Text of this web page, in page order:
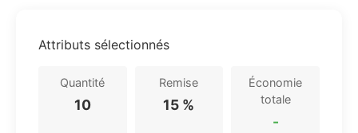
Attributs sélectionnés
Quantité
10
Remise
15 %
Économie
totale
-